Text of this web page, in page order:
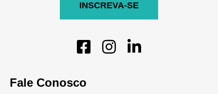
Fale Conosco
INSCREVA-SE